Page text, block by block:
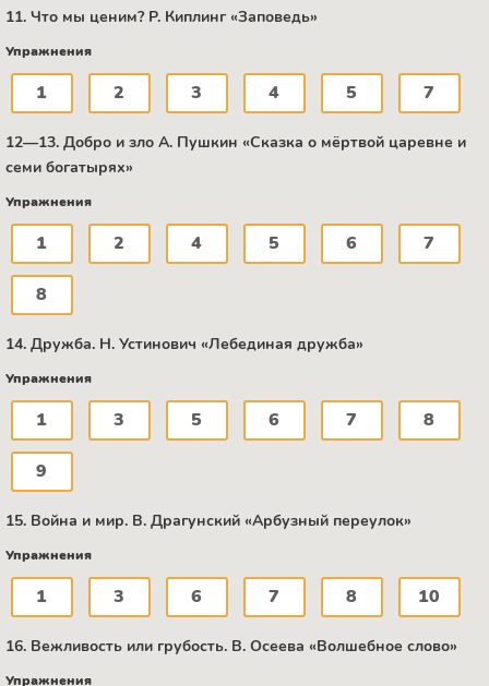
11. Что мы ценим? Р. Киплинг «Заповедь»
Упражнения
1 2 3 4 5 7
12—13. Добро и зло А. Пушкин «Сказка о мёртвой царевне и
семи богатырях»
Упражнения
1 2 4 5 6 7
8
14. Дружба. Н. Устинович «Лебединая дружба»
Упражнения
1 3 5 6 7 8
9
15. Война и мир. В. Драгунский «Арбузный переулок»
Упражнения
1 3 6 7 8 10
16. Вежливость или грубость. B. Осеева «Волшебное слово»
Упражнения